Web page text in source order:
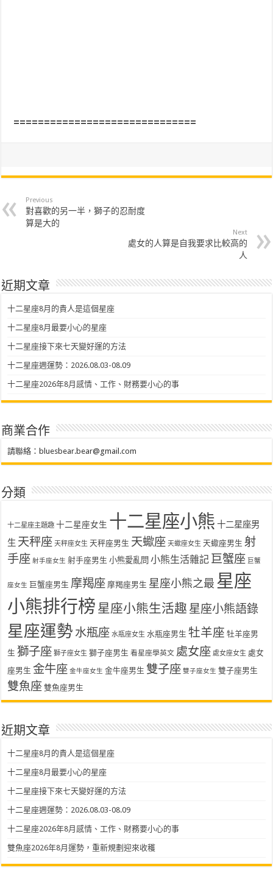
==============================
Previous
對喜歡的另一半，獅子的忍耐度
算是大的
Next
處女的人算是自我要求比較高的
人
近期文章
十二星座8月的貴人是這個星座
十二星座8月最要小心的星座
十二星座接下來七天變好運的方法
十二星座週運勢：2026.08.03-08.09
十二星座2026年8月感情、工作、財務要小心的事
商業合作
請聯絡： bluesbear.bear@gmail.com
分類
十二星座主題趣 十二星座女生 十二星座小熊 十二星座男
生 天秤座 天秤座女生 天秤座男生 天蠍座 天蠍座女生 天蠍座男生 射
手座 射手座女生 射手座男生 小熊愛亂問 小熊生活雜記 巨蟹座 巨蟹
座女生 巨蟹座男生 摩羯座 摩羯座男生 星座小熊之最 星座
小熊排行榜 星座小熊生活趣 星座小熊語錄
星座運勢 水瓶座 水瓶座女生 水瓶座男生 牡羊座 牡羊座男
生 獅子座 獅子座女生 獅子座男生 看星座學英文 處女座 處女座女生 處女
座男生 金牛座 金牛座女生 金牛座男生 雙子座 雙子座女生 雙子座男生
雙魚座 雙魚座男生
近期文章
十二星座8月的貴人是這個星座
十二星座8月最要小心的星座
十二星座接下來七天變好運的方法
十二星座週運勢：2026.08.03-08.09
十二星座2026年8月感情、工作、財務要小心的事
雙魚座2026年8月運勢，重新規劃迎來收穫